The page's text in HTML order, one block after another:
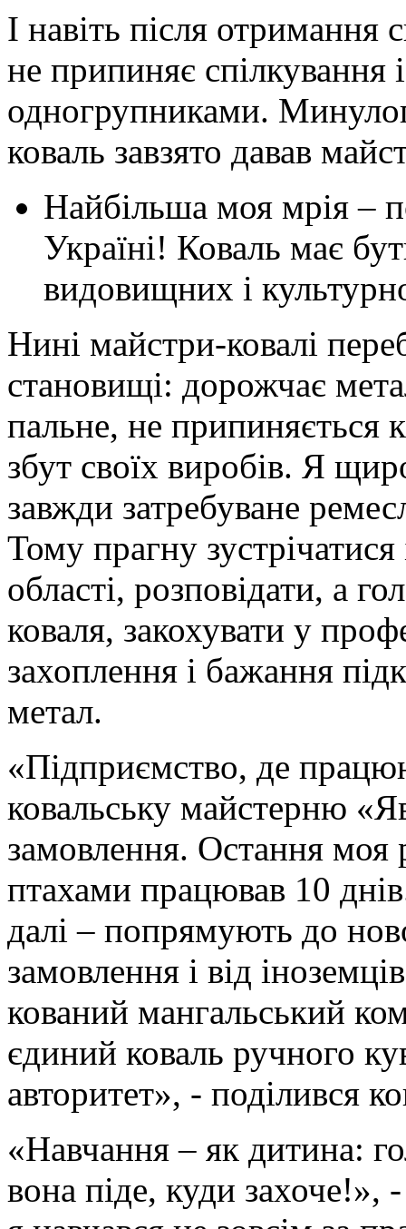
І навіть після отримання
не припиняє спілкування
одногрупниками.
коваль завзято давав
Найбільша моя мрія –
Україні! Коваль має
видовищних і
Нині майстри-ковалі
становищі: дорожчає
пальне, не припиняється
збут своїх виробів. Я
завжди затребуване
Тому прагну
області, розповідати, а
коваля, закохувати у
захоплення і бажання
метал.
«Підприємство, де
ковальську майстерню
замовлення. Остання
птахами працював 10
далі – попрямують до
замовлення і від
кований мангальський
єдиний коваль ручного
авторитет», - поділився
«Навчання – як дитина:
вона піде, куди